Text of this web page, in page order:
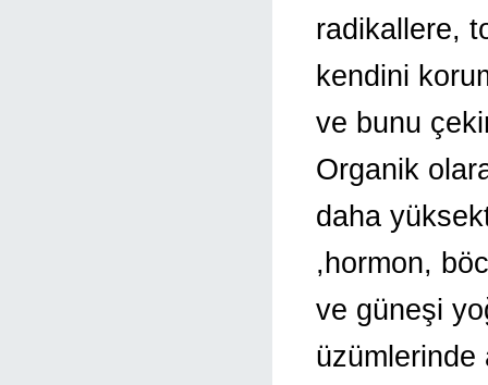
radikallere,
kendini
ve bunu
Organik
daha
,hormon,
ve güneşi
üzümlerinde